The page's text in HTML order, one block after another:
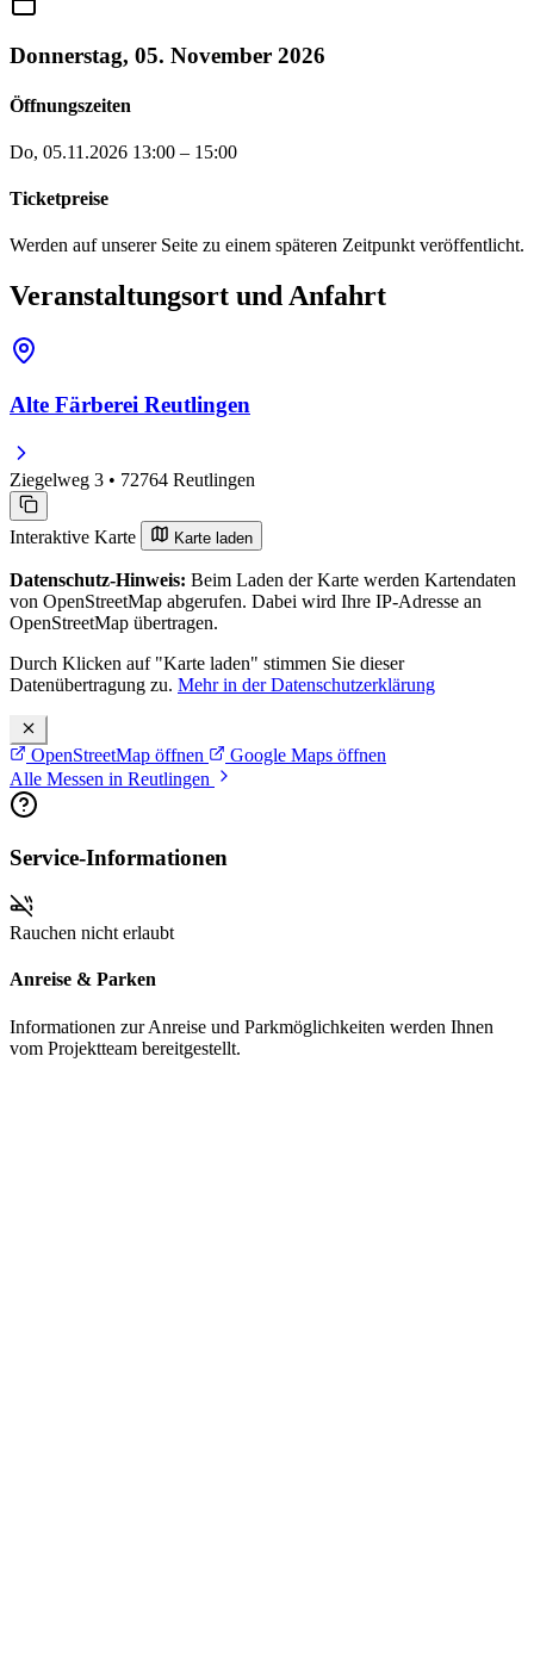
Donnerstag, 05. November 2026
Öffnungszeiten
Do, 05.11.2026 13:00 – 15:00
Ticketpreise
Werden auf unserer Seite zu einem späteren Zeitpunkt veröffentlicht.
Veranstaltungsort und Anfahrt
Alte Färberei Reutlingen
Ziegelweg 3 • 72764 Reutlingen
Interaktive Karte Karte laden
Datenschutz-Hinweis: Beim Laden der Karte werden Kartendaten
von OpenStreetMap abgerufen. Dabei wird Ihre IP-Adresse an
OpenStreetMap übertragen.
Durch Klicken auf "Karte laden" stimmen Sie dieser
Datenübertragung zu. Mehr in der Datenschutzerklärung
OpenStreetMap öffnen
Google Maps öffnen
Alle Messen in Reutlingen
Service-Informationen
Rauchen nicht erlaubt
Anreise & Parken
Informationen zur Anreise und Parkmöglichkeiten werden Ihnen
vom Projektteam bereitgestellt.